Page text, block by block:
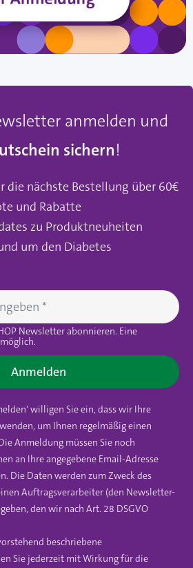
anmelden und
sichern!
die nächste Bestellung über 60€
und Rabatte
zu Produktneuheiten
um den Diabetes
Newsletter abonnieren. Eine
Anmelden
willigen Sie ein, dass wir Ihre
um Ihnen regelmäßig einen
Anmeldung müssen Sie noch
an Ihre angegebene Email-Adresse
Die Daten werden zum Zweck des
Auftragsverarbeiter (den Newsletter-
den wir nach Art. 28 DSGVO
beschriebene
Sie jederzeit mit Wirkung für die